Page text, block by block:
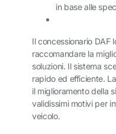
in base alle
Il concessionario DAF
raccomandare la
soluzioni. Il sistema
rapido ed efficiente.
il miglioramento della
validissimi motivi per
veicolo.